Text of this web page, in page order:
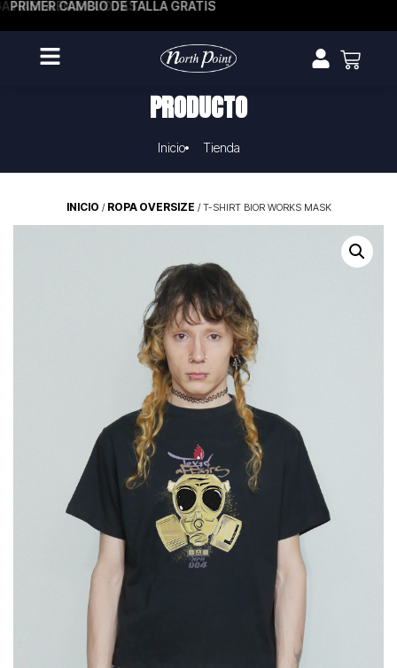
PRIMER CAMBIO DE TALLA GRATIS
PRODUCTO
Inicio Tienda
INICIO / ROPA OVERSIZE / T-SHIRT BIOR WORKS MASK